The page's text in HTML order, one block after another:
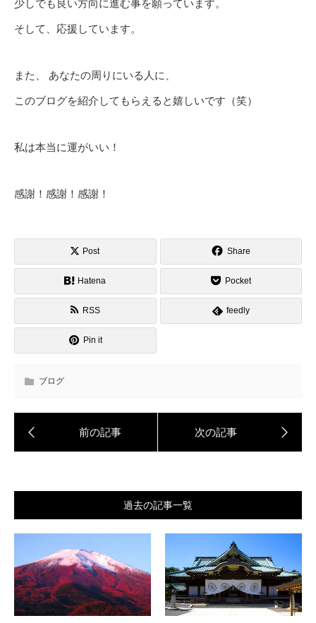
少しでも良い方向に進む事を願っています。
そして、応援しています。
また、 あなたの周りにいる人に、
このブログを紹介してもらえると嬉しいです（笑）
私は本当に運がいい！
感謝！感謝！感謝！
Post Share
Hatena Pocket
RSS feedly
Pin it
ブログ
過去の記事一覧